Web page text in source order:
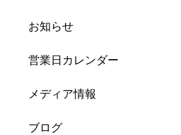
お知らせ
営業日カレンダー
メディア情報
ブログ